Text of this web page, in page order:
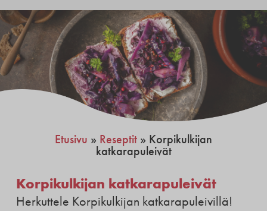
Etusivu » Reseptit » Korpikulkijan
katkarapuleivät
Korpikulkijan katkarapuleivät
Herkuttele Korpikulkijan katkarapuleivillä!